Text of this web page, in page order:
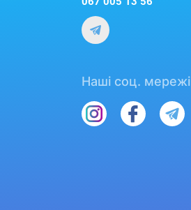
Наші соц. мережі